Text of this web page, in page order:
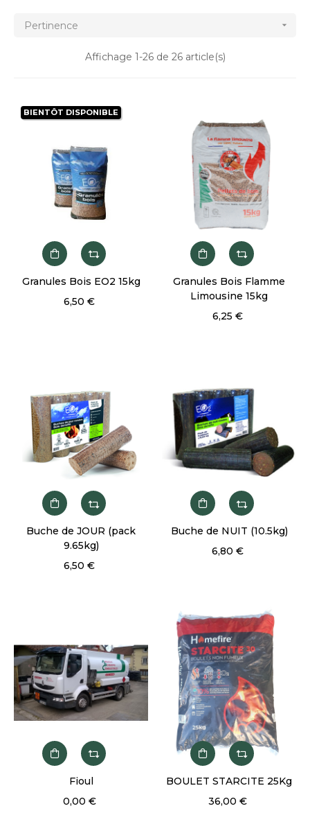
Pertinence 
Affichage 1-26 de 26 article(s)
BIENTÔT DISPONIBLE
Granules Bois EO2 15kg
6,50 €
Granules Bois Flamme
Limousine 15kg
6,25 €
Buche de JOUR (pack
9.65kg)
6,50 €
Buche de NUIT (10.5kg)
6,80 €
Fioul
0,00 €
BOULET STARCITE 25Kg
36,00 €